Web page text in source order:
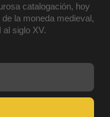
catalogación, hoy
la moneda medieval,
al siglo XV.